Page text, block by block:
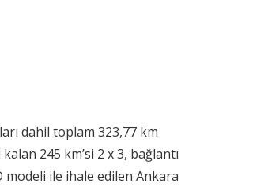
dahil toplam 323,77 km
245 km’si 2 x 3, bağlantı
modeli ile ihale edilen Ankara